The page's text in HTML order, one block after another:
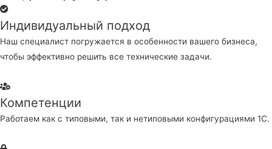
Индивидуальный подход
Наш специалист погружается в особенности вашего бизнеса,
чтобы эффективно решить все технические задачи.
Компетенции
Работаем как с типовыми, так и нетиповыми конфигурациями 1С.